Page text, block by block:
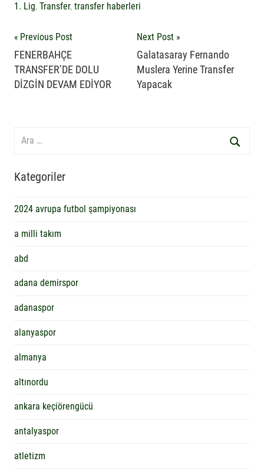
1. Lig, Transfer, transfer haberleri
Yazı
gezinmesi
Previous Post
FENERBAHÇE
TRANSFER’DE DOLU
DİZGİN DEVAM EDİYOR
Next Post
Galatasaray Fernando
Muslera Yerine Transfer
Yapacak
Search
Kategoriler
2024 avrupa futbol şampiyonası
a milli takım
abd
adana demirspor
adanaspor
alanyaspor
almanya
altınordu
ankara keçiörengücü
antalyaspor
atletizm